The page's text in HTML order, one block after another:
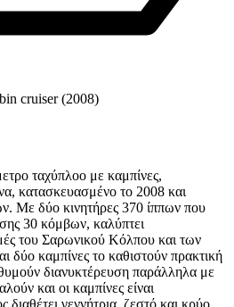
cruiser(2008)
ταχύπλοο με καμπίνες,
κατασκευασμένο το 2008 και
Με δύο κινητήρες 370 ίππων που
30 κόμβων, καλύπτει
του Σαρωνικού Κόλπου και των
δύο καμπίνες το καθιστούν πρακτική
διανυκτέρευση παράλληλα με
και οι καμπίνες είναι
διαθέτει γεννήτρια, ζεστό και κρύο